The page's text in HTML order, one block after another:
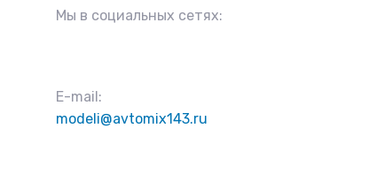
Мы в социальных сетях:
E-mail:
modeli@avtomix143.ru